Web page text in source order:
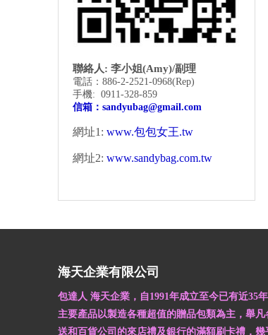
聯絡人: 李小姐(Amy)/副理
電話：886-2-2521-0968(Rep)
手機: 0911-328-859
信箱： sandyubag@gmail.com
網址1: www.包包女王.tw
網址2: www.sandybag.com.tw
海天企業有限公司
包達人 海天企業，自1991年成立至今已有近35
主要產品以製造各種超值的贈品包類為主，舉
送和百貨公司的來店禮及銀行的滿額刷卡禮，